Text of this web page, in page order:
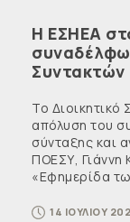
Η ΕΣΗΕΑ
Συντακτών
Το Διοικητικό
απόλυση του
σύνταξης και
ΠΟΕΣΥ, Γιάννη
«Εφημερίδα
14 ΙΟΥΛΙΟΥ